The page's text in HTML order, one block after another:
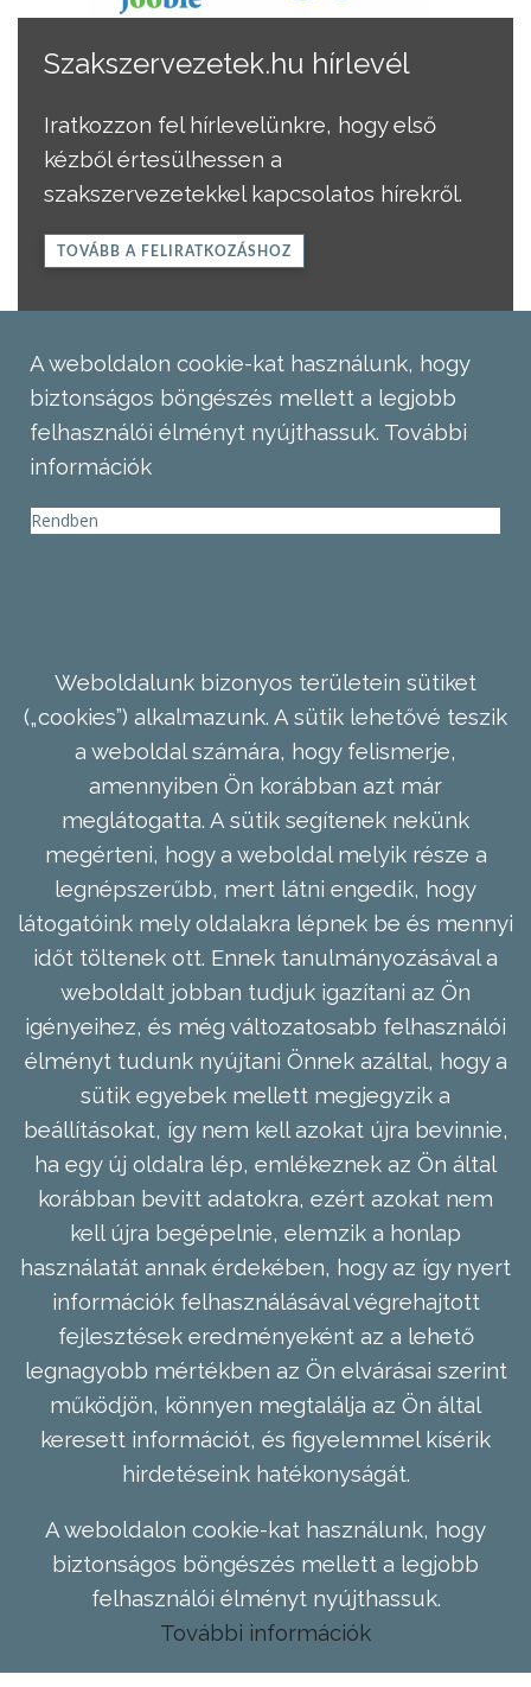
Szakszervezetek.hu hírlevél
Iratkozzon fel hírlevelünkre, hogy első
kézből értesülhessen a
szakszervezetekkel kapcsolatos hírekről.
TOVÁBB A FELIRATKOZÁSHOZ
A weboldalon cookie-kat használunk, hogy
biztonságos böngészés mellett a legjobb
felhasználói élményt nyújthassuk. További
információk
Rendben
Weboldalunk bizonyos területein sütiket
(„cookies”) alkalmazunk. A sütik lehetővé teszik
a weboldal számára, hogy felismerje,
amennyiben Ön korábban azt már
meglátogatta. A sütik segítenek nekünk
megérteni, hogy a weboldal melyik része a
legnépszerűbb, mert látni engedik, hogy
látogatóink mely oldalakra lépnek be és mennyi
időt töltenek ott. Ennek tanulmányozásával a
weboldalt jobban tudjuk igazítani az Ön
igényeihez, és még változatosabb felhasználói
élményt tudunk nyújtani Önnek azáltal, hogy a
sütik egyebek mellett megjegyzik a
beállításokat, így nem kell azokat újra bevinnie,
ha egy új oldalra lép, emlékeznek az Ön által
korábban bevitt adatokra, ezért azokat nem
kell újra begépelnie, elemzik a honlap
használatát annak érdekében, hogy az így nyert
információk felhasználásával végrehajtott
fejlesztések eredményeként az a lehető
legnagyobb mértékben az Ön elvárásai szerint
működjön, könnyen megtalálja az Ön által
keresett információt, és figyelemmel kísérik
hirdetéseink hatékonyságát.
A weboldalon cookie-kat használunk, hogy
biztonságos böngészés mellett a legjobb
felhasználói élményt nyújthassuk.
További információk